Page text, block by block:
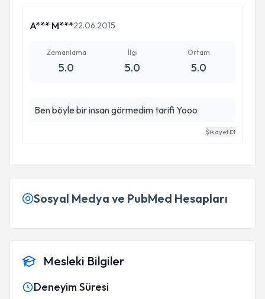
A*** M***22.06.2015
Zamanlama
5.0
İlgi
5.0
Ortam
5.0
Ben böyle bir insan görmedim tarifi Yooo
Şikayet Et
Sosyal Medya ve PubMed Hesapları
Mesleki Bilgiler
Deneyim Süresi